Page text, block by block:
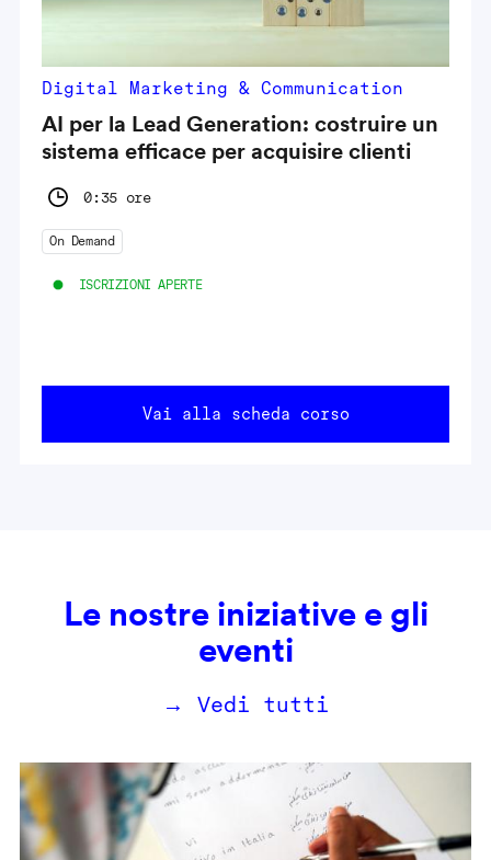
Digital Marketing & Communication
AI per la Lead Generation: costruire un
sistema efficace per acquisire clienti
0:35 ore
On Demand
ISCRIZIONI APERTE
Vai alla scheda corso
Le nostre iniziative e gli
eventi
→ Vedi tutti